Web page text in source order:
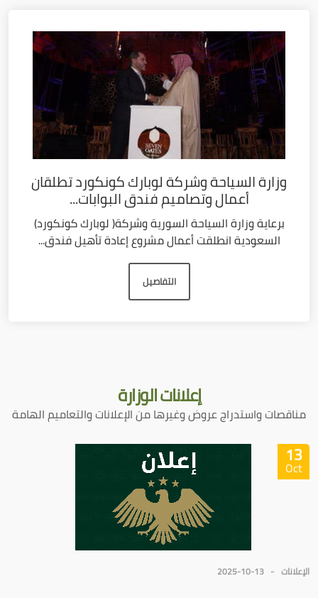
وزارة السياحة وشركة لوبارك كونكورد تطلقان
أعمال وتصاميم فندق البوابات...
برعاية وزارة السياحة السورية وشركة( لوبارك كونكورد)
السعودية انطلقت أعمال مشروع إعادة تأهيل فندق...
التفاصيل
إعلاناتالوزارة
مناقصات واستدراج عروض وغيرها من الإعلانات والتعاميم الهامة
13
Oct
الإعلانات 2025-10-13